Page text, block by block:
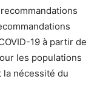
19 à partir de
les populations
nécessité du